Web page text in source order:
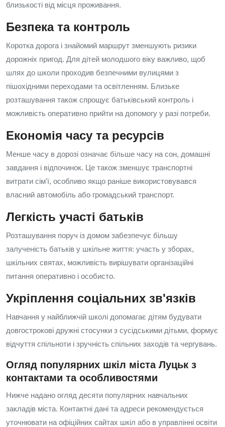
близькості від місця проживання.
Безпека та контроль
Коротка дорога і знайомий маршрут зменшують ризики
дорожніх пригод. Для дітей молодшого віку важливо, щоб
шлях до школи проходив безпечними вулицями з
пішохідними переходами та освітленням. Близьке
розташування також спрощує батьківський контроль і
можливість оперативно прийти на допомогу у разі потреби.
Економія часу та ресурсів
Менше часу в дорозі означає більше часу на сон, домашні
завдання і відпочинок. Це також зменшує транспортні
витрати сім'ї, особливо якщо раніше використовувався
власний автомобіль або громадський транспорт.
Легкість участі батьків
Розташування поруч із домом забезпечує більшу
залученість батьків у шкільне життя: участь у зборах,
шкільних святах, можливість вирішувати організаційні
питання оперативно і особисто.
Укріплення соціальних зв'язків
Навчання у найближчій школі допомагає дітям будувати
довгострокові дружні стосунки з сусідськими дітьми, формує
відчуття спільноти і зручність спільних заходів та чергувань.
Огляд популярних шкіл міста Луцьк з
контактами та особливостями
Нижче надано огляд десяти популярних навчальних
закладів міста. Контактні дані та адреси рекомендується
уточнювати на офіційних сайтах шкіл або в управлінні освіти